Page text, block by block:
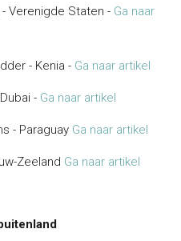
Verenigde Staten - Ga naar
- Kenia - Ga naar artikel
- Ga naar artikel
- Paraguay Ga naar artikel
Zeeland Ga naar artikel